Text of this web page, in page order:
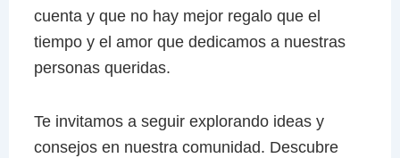
cuenta y que no hay mejor regalo que el
tiempo y el amor que dedicamos a nuestras
personas queridas.
Te invitamos a seguir explorando ideas y
consejos en nuestra comunidad. Descubre